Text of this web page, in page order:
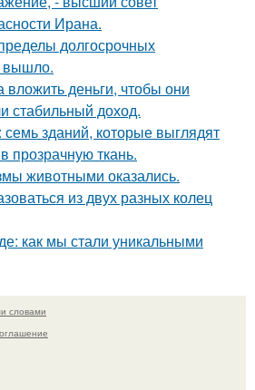
Ирана.
долгосрочных
вышло.
вложить деньги, чтобы они
стабильный доход.
семь зданий, которые выглядят
прозрачную ткань.
животными оказались.
из двух разных колец
как мы стали уникальными
словами